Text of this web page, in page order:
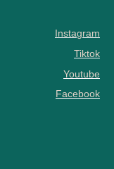
Instagram
Tiktok
Youtube
Facebook